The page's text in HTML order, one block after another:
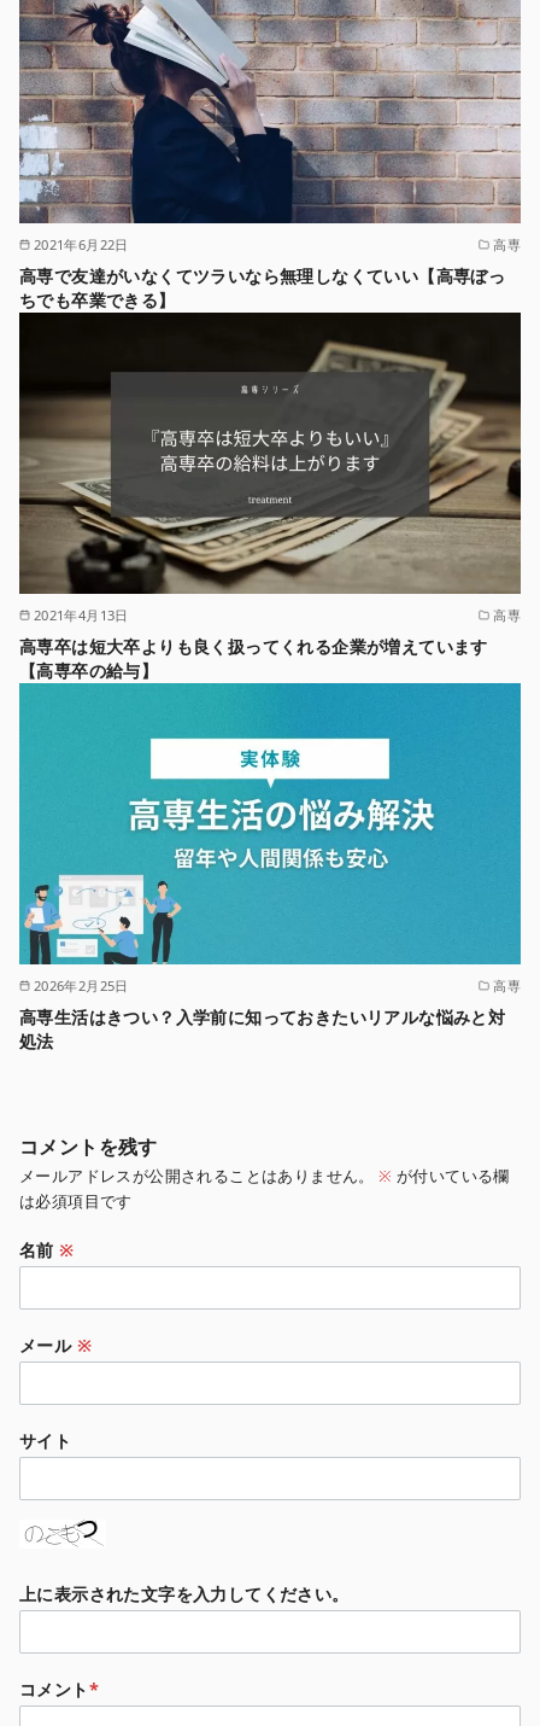
2021年6月22日 高専
高専で友達がいなくてツラいなら無理しなくていい【高専ぼっ
ちでも卒業できる】
2021年4月13日 高専
高専卒は短大卒よりも良く扱ってくれる企業が増えています
【高専卒の給与】
2026年2月25日 高専
高専生活はきつい？入学前に知っておきたいリアルな悩みと対
処法
コメントを残す
メールアドレスが公開されることはありません。 ※ が付いている欄
は必須項目です
名前※
メール ※
サイト
上に表示された文字を入力してください。
コメント*